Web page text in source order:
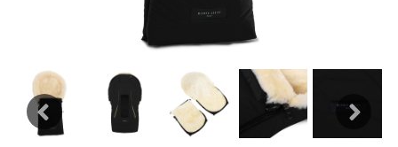
Previous Next